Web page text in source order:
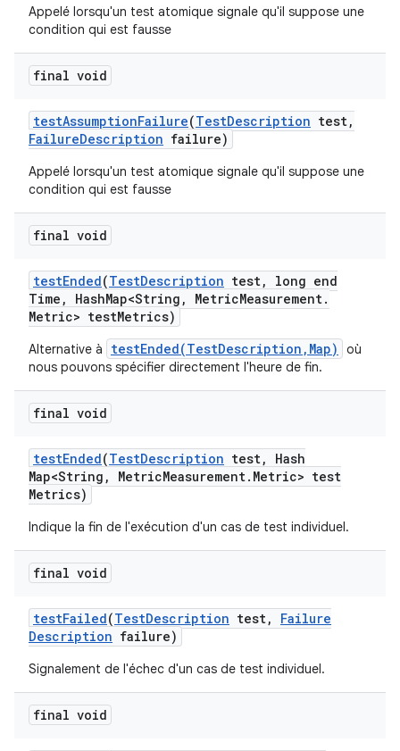
Appelé lorsqu'un test atomique signale qu'il suppose une
condition qui est fausse
final void
testAssumptionFailure(TestDescription test,
FailureDescription failure)
Appelé lorsqu'un test atomique signale qu'il suppose une
condition qui est fausse
final void
testEnded(TestDescription test,
long end
Time , HashMap<String , MetricMeasurement.
Metric> testMetrics)
Alternative à testEnded(TestDescription,Map)
où
nous pouvons spécifier directement l'heure de fin.
final void
testEnded(TestDescription test,
Hash
Map<String , MetricMeasurement. Metric> test
Metrics)
Indique la fin de l'exécution d'un cas de test individuel.
final void
testFailed(TestDescription test,
Failure
Description failure)
Signalement de l'échec d'un cas de test individuel.
final void